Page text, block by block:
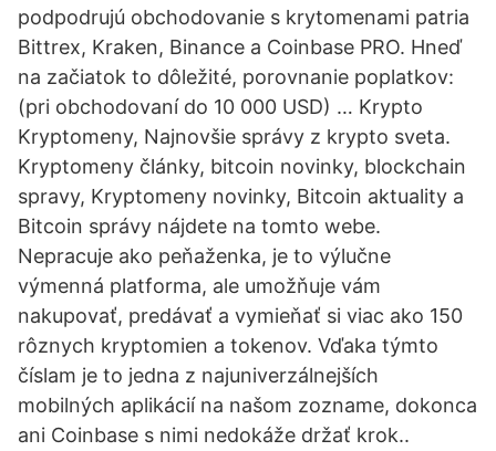
podpodrujú obchodovanie s krytomenami patria
Bittrex, Kraken, Binance a Coinbase PRO. Hneď
na začiatok to dôležité, porovnanie poplatkov:
(pri obchodovaní do 10 000 USD) … Krypto
Kryptomeny, Najnovšie správy z krypto sveta.
Kryptomeny články, bitcoin novinky, blockchain
spravy, Kryptomeny novinky, Bitcoin aktuality a
Bitcoin správy nájdete na tomto webe.
Nepracuje ako peňaženka, je to výlučne
výmenná platforma, ale umožňuje vám
nakupovať, predávať a vymieňať si viac ako 150
rôznych kryptomien a tokenov. Vďaka týmto
číslam je to jedna z najuniverzálnejších
mobilných aplikácií na našom zozname, dokonca
ani Coinbase s nimi nedokáže držať krok..